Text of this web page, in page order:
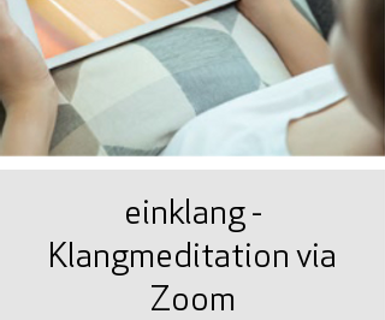
einklang -
Klangmeditation via
Zoom